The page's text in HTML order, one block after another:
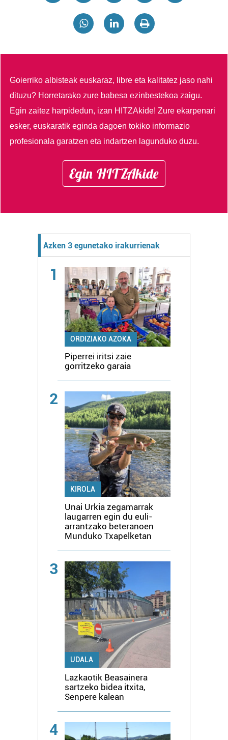
Goierriko albisteak euskaraz, libre eta kalitatez jaso nahi
dituzu? Horretarako zure babesa ezinbestekoa zaigu.
Egin zaitez harpidedun, izan HITZAkide!Zure ekarpenari
esker, euskaratik eginda dagoen tokiko informazio
profesionala garatzen eta indartzen lagunduko duzu.
Egin HITZAkide
Azken 3 egunetako irakurrienak
1
ORDIZIAKO AZOKA
Piperrei iritsi zaie
gorritzeko garaia
2
KIROLA
Unai Urkia zegamarrak
laugarren egin du euli-
arrantzako beteranoen
Munduko Txapelketan
3
UDALA
Lazkaotik Beasainera
sartzeko bidea itxita,
Senpere kalean
4